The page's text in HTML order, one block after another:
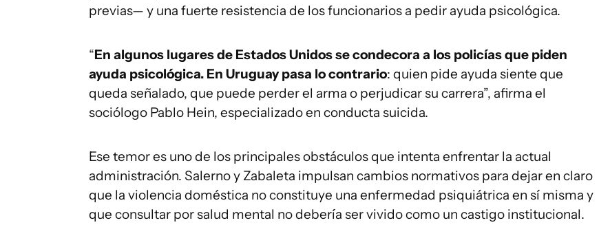
previas— y una fuerte resistencia de los funcionarios a pedir ayuda psicológica.
“En algunos lugares de Estados Unidos se condecora a los policías que piden
ayuda psicológica. En Uruguay pasa lo contrario: quien pide ayuda siente que
queda señalado, que puede perder el arma o perjudicar su carrera”, afirma el
sociólogo Pablo Hein, especializado en conducta suicida.
Ese temor es uno de los principales obstáculos que intenta enfrentar la actual
administración. Salerno y Zabaleta impulsan cambios normativos para dejar en claro
que la violencia doméstica no constituye una enfermedad psiquiátrica en sí misma y
que consultar por salud mental no debería ser vivido como un castigo institucional.